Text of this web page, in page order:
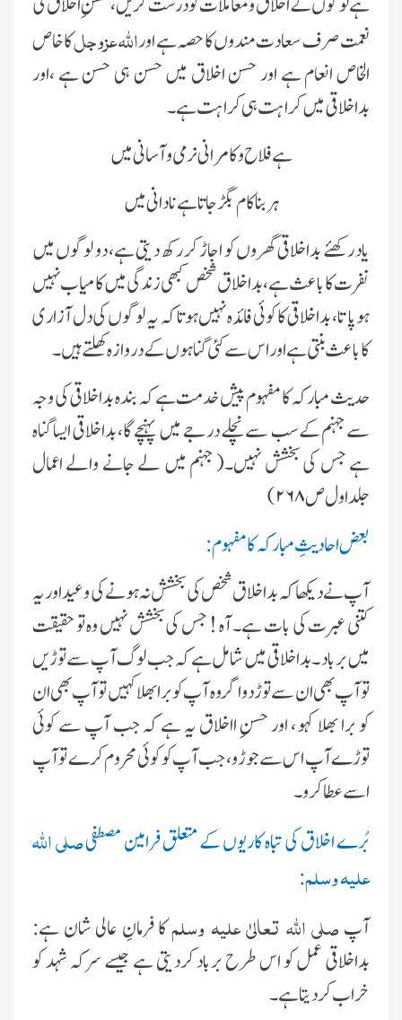
نعمت صرف سعادت مندوں کا حصہ ہے اوراللہ عزوجلکا خاص
الخاص انعام ہے اور حسن اخلاق مىں حسن ہى حسن ہے ،اور
بداخلاقى مىں کراہت ہى کراہت ہے۔
ہے فلاح و کامرانى نرمى و آسانى مىں
ہر بنا کام بگڑ جاتا ہے نادانى مىں
ىاد رکھئے بداخلاقى گھروں کو اجاڑ کر رکھ دىتى ہے، دو لوگوں مىں
نفرت کا باعث ہے، بداخلاق شخص کبھى زندگى مىں کامىاب نہىں
ہوپاتا، بداخلاقى کا کوئی فائدہ نہیں ہوتا کہ ىہ لوگوں کى دل آزارى
کا باعث بنتی ہے اور اس سے کئی گناہوں کے دروازہ کھلتے ہیں ۔
حدىث مبارکہ کا مفہوم پىش خدمت ہے کہ بندہ بداخلاقى کى وجہ
سے جہنم کے سب سے نچلے درجے مىں پہنچے گا، بداخلاقى اىسا گناہ
ہے جس کى بخشش نہىں۔( جہنم مىں لے جانے والے اعمال
جلداول ص ۲۶۸)
بعض احادىثِ مبارکہ کا مفہوم:
آپ نے دىکھا کہ بداخلاق شخص کى بخشش نہ ہونے کى وعىد اور ىہ
کتنى عبرت کى بات ہے۔ آہ ! جس کى بخشش نہىں وہ تو حقىقت
مىں برباد ۔بداخلاقى مىں شامل ہے کہ جب لوگ آپ سے توڑیں
تو آپ بھى ان سے توڑ دو اگر وہ آپ کو برا بھلا کہىں تو آپ بھى ان
کو برا بھلا کہو ، اور حسنِ ااخلاق ىہ ہے کہ جب آپ سے کوئى
توڑے آپ اس سے جوڑو، جب آپ کو کوئى محروم کرے تو آپ
اسے عطا کرو۔
بُرے اخلاق کى تباہ کارىوں کے متعلق فرامىن مصطفىصلى اللہ
علیہ وسلم:
آپصلى اللہ تعالىٰ علیہ وسلمکا فرمانِ عالى شان ہے:
بداخلاقى عمل کو اس طرح برباد کردىتى ہے جىسے سرکہ شہد کو
خراب کردىتا ہے۔